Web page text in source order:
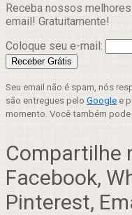
Receba nossos melhores
email! Gratuitamente!
Coloque seu e-mail:
Seu email não é spam, nós
são entregues pelo Google e
momento. Você também pode
Compartilhe
Facebook,
Pinterest,